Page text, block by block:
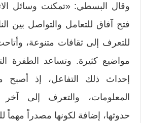
وقال البسطي: «تمكنت وسائل
فتح آفاق للتعامل والتواصل بين
للتعرف إلى ثقافات متنوعة،
مواضيع كثيرة. وتساعد الطفرة
إحداث ذلك التفاعل، إذ أصبح
المعلومات، والتعرف إلى
حدوثها، إضافة لكونها مصدراً مهماً